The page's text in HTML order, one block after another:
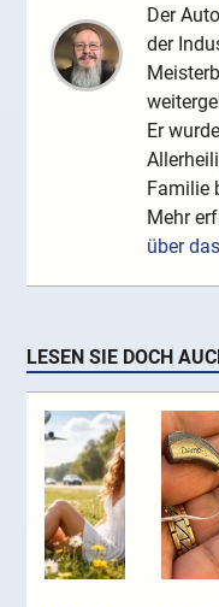
Der
der
Er
Familie
Mehr
über
LESEN SIE DOCH